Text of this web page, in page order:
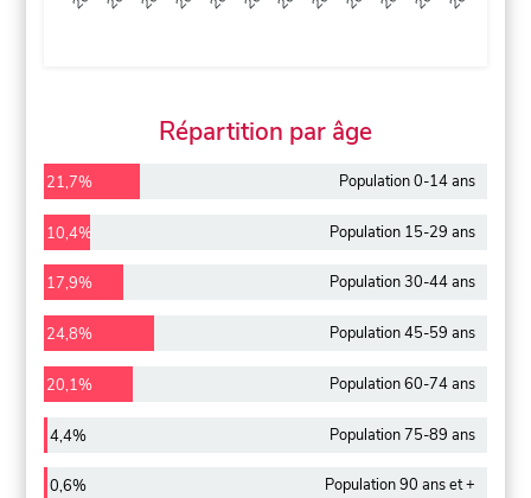
Répartition par âge
21,7% Population 0-14 ans
10,4% Population 15-29 ans
17,9% Population 30-44 ans
24,8% Population 45-59 ans
20,1% Population 60-74 ans
4,4% Population 75-89 ans
0,6% Population 90 ans et +